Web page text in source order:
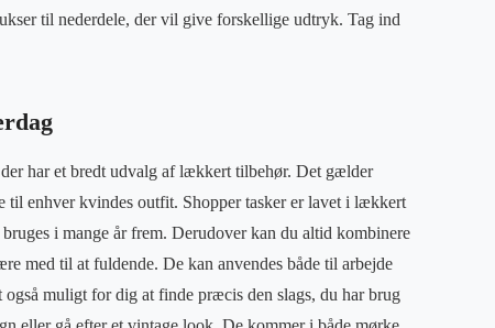
til nederdele, der vil give forskellige udtryk. Tag ind
har et bredt udvalg af lækkert tilbehør. Det gælder
til enhver kvindes outfit. Shopper tasker er lavet i lækkert
i mange år frem. Derudover kan du altid kombinere
med til at fuldende. De kan anvendes både til arbejde
muligt for dig at finde præcis den slags, du har brug